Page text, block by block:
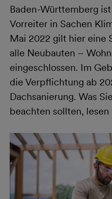
Baden-Württemberg
Vorreiter in Sachen
Mai 2022 gilt hier eine
alle Neubauten –
eingeschlossen. Im
die Verpflichtung ab
Dachsanierung. Was
beachten sollten,